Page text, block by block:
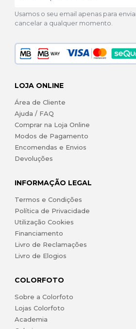
Usamos o seu email apenas para
cancelar a qualquer momento.
LOJA ONLINE
Área de Cliente
Ajuda / FAQ
Comprar na Loja Online
Modos de Pagamento
Encomendas e Envios
Devoluções
INFORMAÇÃO LEGAL
Termos e Condições
Política de Privacidade
Utilização Cookies
Financiamento
Livro de Reclamações
Livro de Elogios
COLORFOTO
Sobre a Colorfoto
Lojas Colorfoto
Academia